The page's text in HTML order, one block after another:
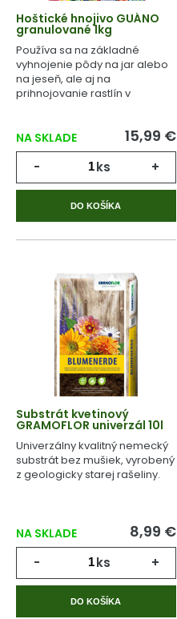
Hoštické hnojivo GUÁNO
granulované 1kg
Používa sa na základné
vyhnojenie pôdy na jar alebo
na jeseň, ale aj na
prihnojovanie rastlín v
NA SKLADE 15,99 €
- ks +
DO KOŠÍKA
Substrát kvetinový
GRAMOFLOR univerzál 10l
Univerzálny kvalitný nemecký
substrát bez mušiek, vyrobený
z geologicky starej rašeliny.
NA SKLADE 8,99 €
- ks +
DO KOŠÍKA